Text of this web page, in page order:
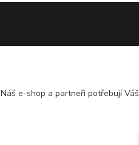
Náš e-shop a partneři potřebují Váš